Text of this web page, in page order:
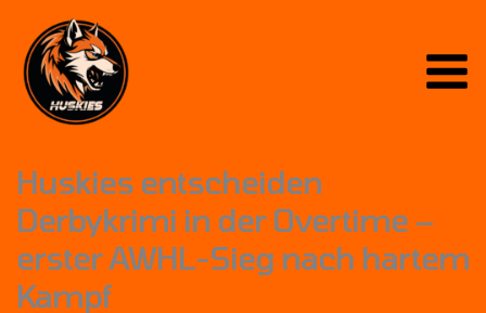
content
Huskies entscheiden
Derbykrimi in der Overtime –
erster AWHL-Sieg nach hartem
Kampf